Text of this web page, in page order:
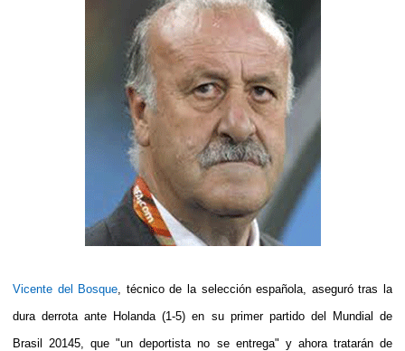
Vicente del Bosque , técnico de la selección española, aseguró tras la
dura derrota ante Holanda (1-5) en su primer partido del Mundial de
Brasil 20145, que "un deportista no se entrega" y ahora tratarán de